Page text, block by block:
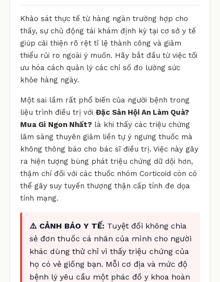
Khảo sát thực tế từ hàng ngàn trường hợp cho
thấy, sự chủ động tái khám định kỳ tại cơ sở y tế
giúp cải thiện rõ rệt tỉ lệ thành công và giảm
thiểu rủi ro ngoài ý muốn. Hãy bắt đầu từ việc tối
ưu hóa cách quản lý các chỉ số đo lường sức
khỏe hàng ngày.
Một sai lầm rất phổ biến của người bệnh trong
liệu trình điều trị với Đặc Sản Hội An Làm Quà?
Mua Gì Ngon Nhất? là khi thấy các triệu chứng
lâm sàng thuyên giảm liền tự ý ngưng thuốc mà
không thông báo cho bác sĩ điều trị. Việc này gây
ra hiện tượng bùng phát triệu chứng dữ dội hơn,
thậm chí đối với các thuốc nhóm Corticoid còn có
thể gây suy tuyến thượng thận cấp tính đe dọa
tính mạng.
⚠️ CẢNH BÁO Y TẾ: Tuyệt đối không chia
sẻ đơn thuốc cá nhân của mình cho người
khác dùng thử chỉ vì thấy triệu chứng của
họ có vẻ giống bạn. Mỗi cơ địa và mức độ
bệnh lý yêu cầu một phác đồ y khoa hoàn